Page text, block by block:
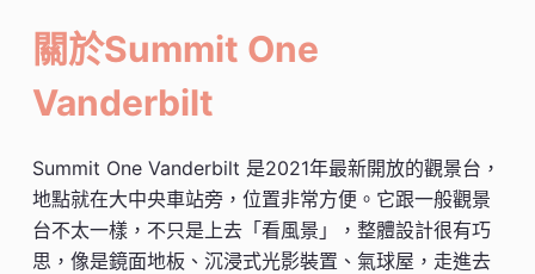
關於Summit One
Vanderbilt
Summit One Vanderbilt 是2021年最新開放的觀景台，
地點就在大中央車站旁，位置非常方便。它跟一般觀景
台不太一樣，不只是上去「看風景」，整體設計很有巧
思，像是鏡面地板、沉浸式光影裝置、氣球屋，走進去